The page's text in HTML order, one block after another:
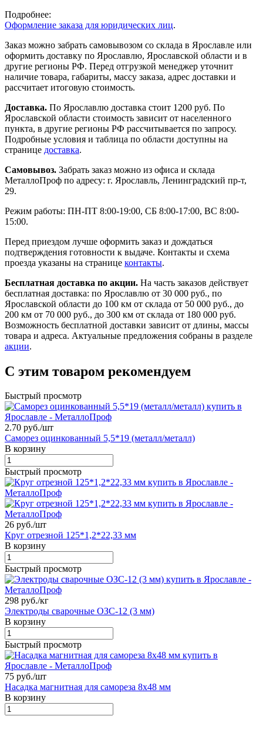
Подробнее:
Оформление заказа для юридических лиц.
Заказ можно забрать самовывозом со склада в Ярославле или
оформить доставку по Ярославлю, Ярославской области и в
другие регионы РФ. Перед отгрузкой менеджер уточнит
наличие товара, габариты, массу заказа, адрес доставки и
рассчитает итоговую стоимость.
Доставка. По Ярославлю доставка стоит 1200 руб. По
Ярославской области стоимость зависит от населенного
пункта, в другие регионы РФ рассчитывается по запросу.
Подробные условия и таблица по области доступны на
странице доставка.
Самовывоз. Забрать заказ можно из офиса и склада
МеталлоПроф по адресу: г. Ярославль, Ленинградский пр-т,
29.
Режим работы: ПН-ПТ 8:00-19:00, СБ 8:00-17:00, ВС 8:00-
15:00.
Перед приездом лучше оформить заказ и дождаться
подтверждения готовности к выдаче. Контакты и схема
проезда указаны на странице контакты.
Бесплатная доставка по акции. На часть заказов действует
бесплатная доставка: по Ярославлю от 30 000 руб., по
Ярославской области до 100 км от склада от 50 000 руб., до
200 км от 70 000 руб., до 300 км от склада от 180 000 руб.
Возможность бесплатной доставки зависит от длины, массы
товара и адреса. Актуальные предложения собраны в разделе
акции.
С этим товаром рекомендуем
Быстрый просмотр
2.70 руб./шт
Саморез оцинкованный 5,5*19 (металл/металл)
В корзину
Быстрый просмотр
26 руб./шт
Круг отрезной 125*1,2*22,33 мм
В корзину
Быстрый просмотр
298 руб./кг
Электроды сварочные ОЗС-12 (3 мм)
В корзину
Быстрый просмотр
75 руб./шт
Насадка магнитная для самореза 8х48 мм
В корзину